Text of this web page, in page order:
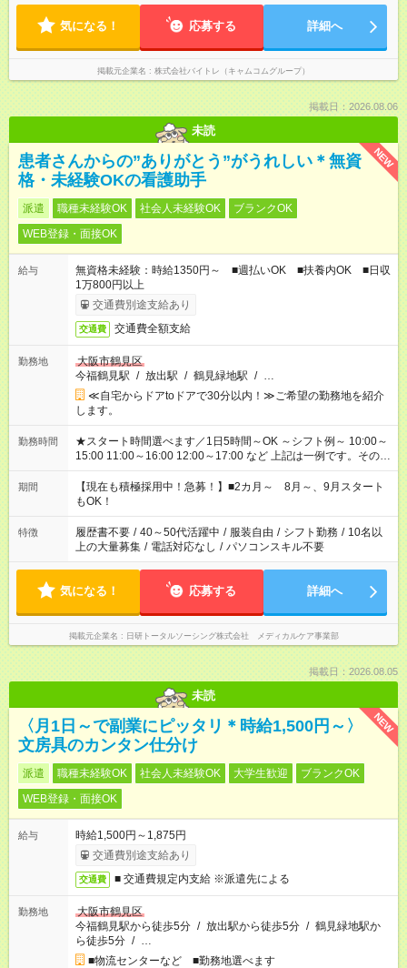
気になる！ 応募する 詳細へ
掲載元企業名 株式会社バイトレ（キャムコムグループ）
掲載日：2026.08.06
未読
NEW
患者さんからの”ありがとう”がうれしい＊無資
格・未経験OKの看護助手
派遣 職種未経験OK 社会人未経験OK
ブランクOK
WEB登録・面接OK
給与
無資格未経験：時給1350円～ ■週払いOK ■扶養内OK ■日収
1万800円以上
交通費別途支給あり
交通費 交通費全額支給
勤務地
大阪市鶴見区
今福鶴見駅 / 放出駅 / 鶴見緑地駅 / …
≪自宅からドアtoドアで30分以内！≫ご希望の勤務地を紹介
します。
勤務時間
★スタート時間選べます／1日5時間～OK ～シフト例～ 10:00～
15:00 11:00～16:00 12:00～17:00 など 上記は一例です。その他
シフトもご相談ください。 ※Wワークの場合当社と合わせて法
定労働時間が週40時間を超えなければOKです。
期間
【現在も積極採用中！急募！】■2カ月～ 8月～、9月スタート
もOK！
特徴 履歴書不要 / 40～50代活躍中 / 服装自由 / シフト勤務 / 10名以
上の大量募集 / 電話対応なし / パソコンスキル不要
気になる！ 応募する 詳細へ
掲載元企業名 日研トータルソーシング株式会社 メディカルケア事業部
掲載日：2026.08.05
未読
NEW
〈月1日～で副業にピッタリ＊時給1,500円～〉
文房具のカンタン仕分け
派遣 職種未経験OK 社会人未経験OK 大学生歓迎
ブランクOK
WEB登録・面接OK
給与
時給1,500円～1,875円
交通費別途支給あり
交通費 ■ 交通費規定内支給 ※派遣先による
勤務地
大阪市鶴見区
今福鶴見駅から徒歩5分 / 放出駅から徒歩5分 / 鶴見緑地駅か
ら徒歩5分 / …
■物流センターなど ■勤務地選べます